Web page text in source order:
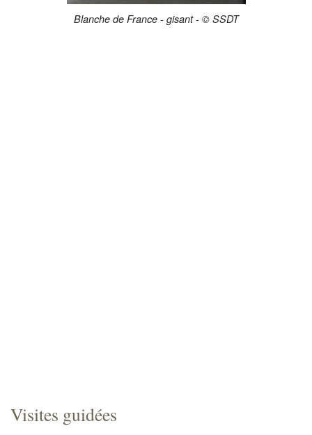
Blanche de France - gisant - © SSDT
Visites guidées